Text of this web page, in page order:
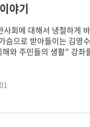
야기
사회에 대해서 냉철하게
슴으로 받아들이는 김영
와 주민들의 생활” 강좌